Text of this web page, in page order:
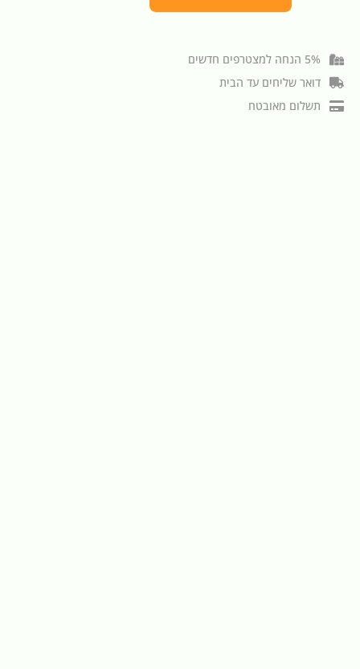
5% הנחה למצטרפים חדשים
דואר שליחים עד הבית
תשלום מאובטח